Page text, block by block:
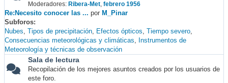
Moderadores: Ribera-Met, febrero 1956
Re:Necesito conocer las ... por M_Pinar
Subforos
Nubes Tipos de precipitación Efectos ópticos Tiempo severo
Consecuencias meteorológicas y climáticas
Instrumentos de
Meteorología y técnicas de observación
Sala de lectura
Recopilación de los mejores asuntos creados por los usuarios de
este foro.